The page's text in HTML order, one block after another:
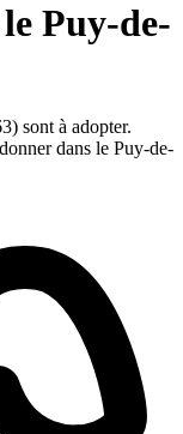
Puy-de-
sont à adopter.
dans le Puy-de-